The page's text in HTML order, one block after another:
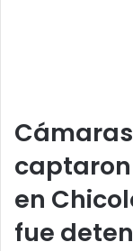
en
fue